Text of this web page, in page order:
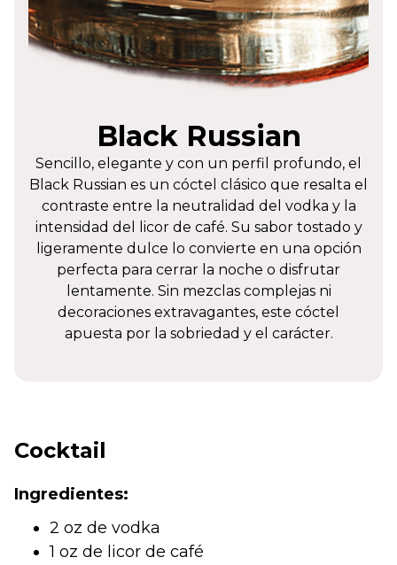
Black Russian
Sencillo, elegante y con un perfil profundo, el
Black Russian es un cóctel clásico que resalta el
contraste entre la neutralidad del vodka y la
intensidad del licor de café. Su sabor tostado y
ligeramente dulce lo convierte en una opción
perfecta para cerrar la noche o disfrutar
lentamente. Sin mezclas complejas ni
decoraciones extravagantes, este cóctel
apuesta por la sobriedad y el carácter.
Cocktail
Ingredientes:
2 oz de vodka
1 oz de licor de café